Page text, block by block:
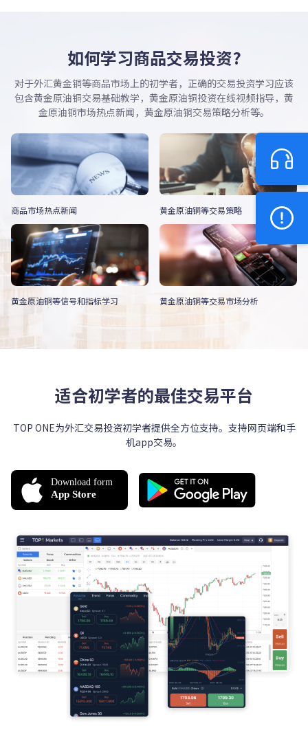
如何学习商品交易投资?
对于外汇黄金铜等商品市场上的初学者，正确的交易投资学习应该
包含黄金原油铜交易基础教学，黄金原油铜投资在线视频指导，黄
金原油铜市场热点新闻，黄金原油铜交易策略分析等。
商品市场热点新闻 黄金原油铜等交易策略
黄金原油铜等信号和指标学习 黄金原油铜等交易市场分析
适合初学者的最佳交易平台
TOP ONE为外汇交易投资初学者提供全方位支持。支持网页端和手
机app交易。